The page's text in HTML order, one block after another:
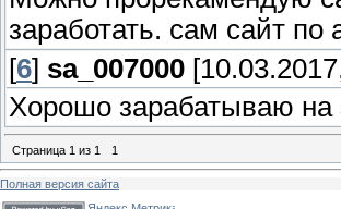
заработать. сам сайт
[6] sa_007000
Хорошо зарабатываю на
Страница 1 из 1 1
Полная версия сайта